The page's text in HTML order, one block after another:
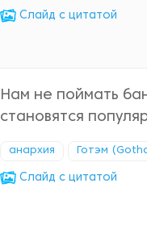
Cлайд с цитатой
Нам не поймать
становятся
анархия Готэм
Cлайд с цитатой